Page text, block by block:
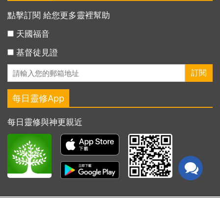
點擊訂閱 給您更多靈裡幫助
天國福音
基督徒見證
每日靈修App
每日靈修與神更親近